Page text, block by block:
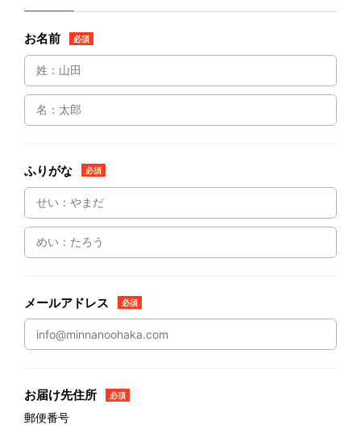
お名前 必須
ふりがな 必須
メールアドレス 必須
お届け先住所 必須
郵便番号